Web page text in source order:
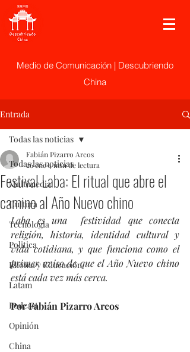
Medio de Comunicación | Descubriendo
China
Entrada
Todas las noticias
Multimedia
Cultura
Tecnología
Politica
Idioma y Educación
Latam
Podcast
Opinión
China
Todas las noticias
Festival Laba: El ritual que abre el
camino al Año Nuevo chino
Fabián Pizarro Arcos
26 ene4 min de lectura
Laba es una  festividad que conecta
religión, historia, identidad cultural y
vida cotidiana, y que funciona como el
primer aviso de que el Año Nuevo chino
está cada vez más cerca.
Por Fabián Pizarro Arcos